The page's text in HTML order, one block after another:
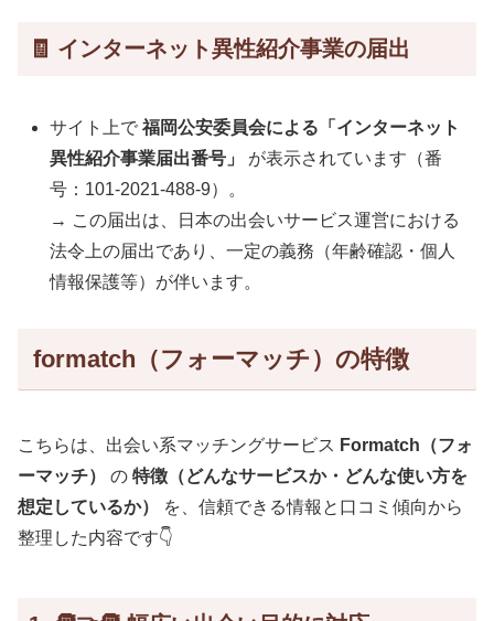
🧾 インターネット異性紹介事業の届出
サイト上で福岡公安委員会による「インターネット
異性紹介事業届出番号」
が表示されています（番
号：101‑2021‑488‑9）。
→ この届出は、日本の出会いサービス運営における
法令上の届出であり、一定の義務（年齢確認・個人
情報保護等）が伴います。
formatch（フォーマッチ）の特徴
こちらは、出会い系マッチングサービス Formatch（フォ
ーマッチ）
の 特徴（どんなサービスか・どんな使い方を
想定しているか）
を、信頼できる情報と口コミ傾向から
整理した内容です👇